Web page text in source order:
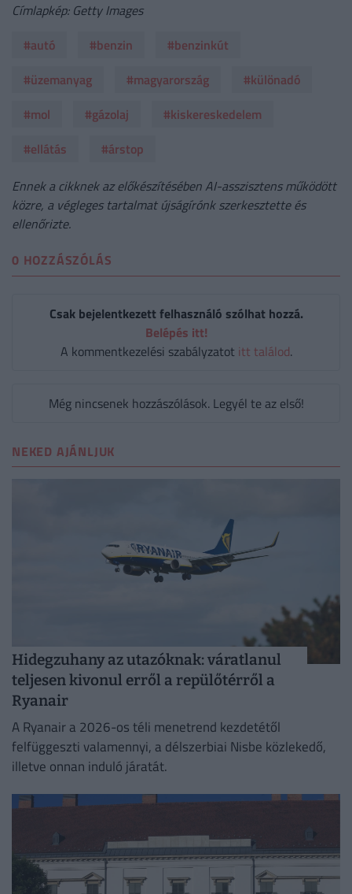
Címlapkép: Getty Images
#autó
#benzin
#benzinkút
#üzemanyag
#magyarország
#különadó
#mol
#gázolaj
#kiskereskedelem
#ellátás
#árstop
Ennek a cikknek az előkészítésében AI-asszisztens működött
közre, a végleges tartalmat újságírónk szerkesztette és
ellenőrizte.
0 HOZZÁSZÓLÁS
Csak bejelentkezett felhasználó szólhat hozzá.
Belépés itt!
A kommentkezelési szabályzatot itt találod.
Még nincsenek hozzászólások. Legyél te az első!
NEKED AJÁNLJUK
Hidegzuhany az utazóknak: váratlanul
teljesen kivonul erről a repülőtérről a
Ryanair
A Ryanair a 2026-os téli menetrend kezdetétől
felfüggeszti valamennyi, a délszerbiai Nisbe közlekedő,
illetve onnan induló járatát.